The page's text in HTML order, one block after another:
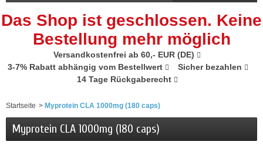
Das Shop ist geschlossen. Keine
Bestellung mehr möglich
Versandkostenfrei ab 60,- EUR (DE)
3-7% Rabatt abhängig vom Bestellwert
Sicher bezahlen
14 Tage Rückgaberecht
Startseite > Myprotein CLA 1000mg (180 caps)
Myprotein CLA 1000mg (180 caps)